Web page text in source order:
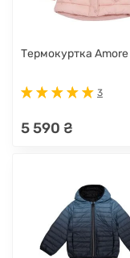
Термокуртка Amore
3
5 590 ₴